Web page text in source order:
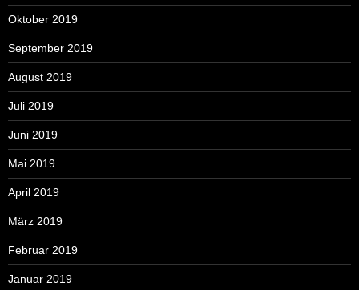
Oktober 2019
September 2019
August 2019
Juli 2019
Juni 2019
Mai 2019
April 2019
März 2019
Februar 2019
Januar 2019